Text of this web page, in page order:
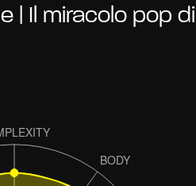
| Il miracolo pop di